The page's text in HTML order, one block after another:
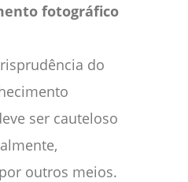
fotográfico
do
ser cauteloso
outros meios.